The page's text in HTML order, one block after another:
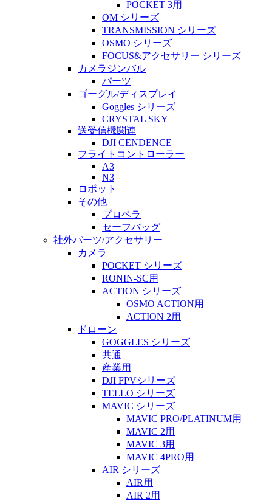
POCKET 3用
OM シリーズ
TRANSMISSION シリーズ
OSMO シリーズ
FOCUS&アクセサリー シリーズ
カメラジンバル
パーツ
ゴーグル/ディスプレイ
Goggles シリーズ
CRYSTAL SKY
送受信機関連
DJI CENDENCE
フライトコントローラー
A3
N3
ロボット
その他
プロペラ
セーフバッグ
社外パーツ/アクセサリー
カメラ
POCKET シリーズ
RONIN-SC用
ACTION シリーズ
OSMO ACTION用
ACTION 2用
ドローン
GOGGLES シリーズ
共通
産業用
DJI FPVシリーズ
TELLO シリーズ
MAVIC シリーズ
MAVIC PRO/PLATINUM用
MAVIC 2用
MAVIC 3用
MAVIC 4PRO用
AIR シリーズ
AIR用
AIR 2用